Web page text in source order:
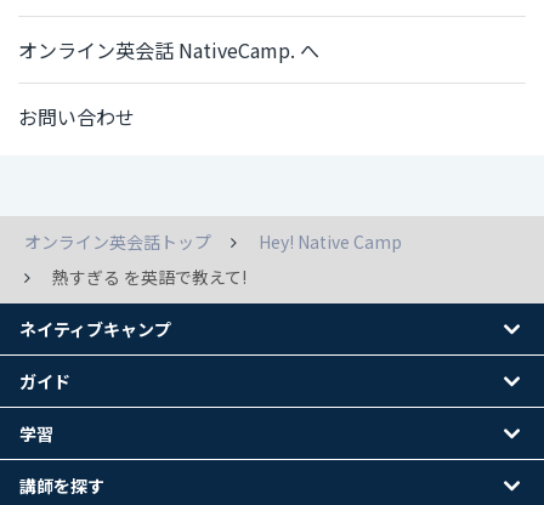
オンライン英会話 NativeCamp. へ
お問い合わせ
オンライン英会話トップ
Hey! Native Camp
熱すぎる を英語で教えて!
ネイティブキャンプ
ガイド
学習
講師を探す